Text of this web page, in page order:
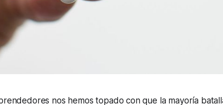
nos hemos topado con que la mayoría